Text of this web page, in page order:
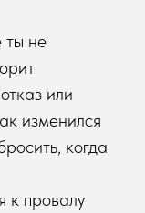
ты не
или
изменился
когда
к провалу